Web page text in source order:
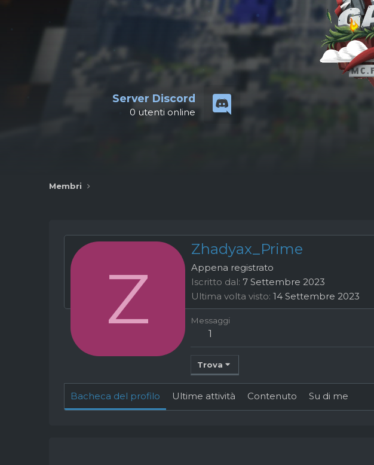
Server Discord
0 utenti online
Membri
Z
Zhadyax_Prime
Appena registrato
Iscritto dal 7 Settembre 2023
Ultima volta visto 14 Settembre 2023
Messaggi
1
Trova
Bacheca del profilo Ultime attività Contenuto Su di me